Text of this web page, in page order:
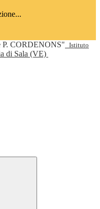
Istituto
di Sala (VE)